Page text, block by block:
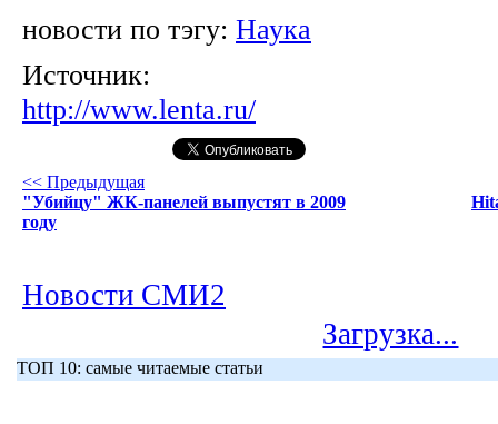
новости по тэгу: Наука
Источник:
http://www.lenta.ru/
<< Предыдущая
"Убийцу" ЖК-панелей выпустят в 2009
году
Новости СМИ2
Загрузка...
ТОП 10: самые читаемые статьи